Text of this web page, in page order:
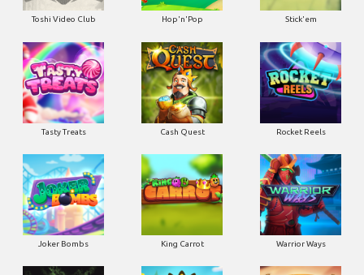
Toshi Video Club Hop'n'Pop Stick'em
Tasty Treats Cash Quest Rocket Reels
Joker Bombs King Carrot Warrior Ways